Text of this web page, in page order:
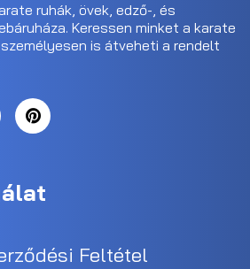
ruhák, övek, edző-, és
Keressen minket a karate
is átveheti a rendelt
Feltétel